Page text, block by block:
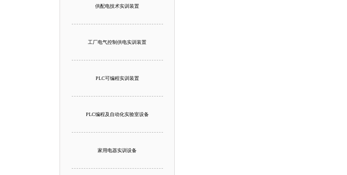
供配电技术实训装置
工厂电气控制供电实训装置
PLC可编程实训装置
PLC编程及自动化实验室设备
家用电器实训设备